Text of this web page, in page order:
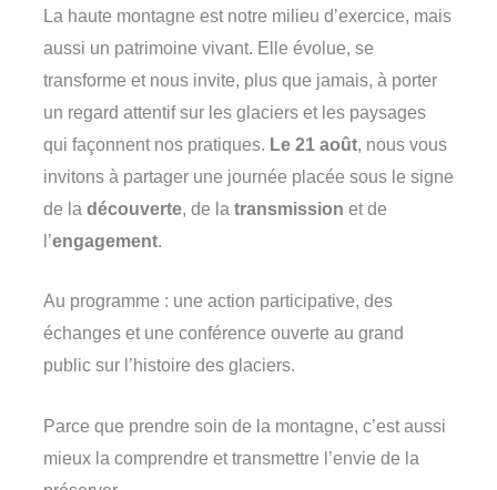
La haute montagne est notre milieu d’exercice, mais
aussi un patrimoine vivant. Elle évolue, se
transforme et nous invite, plus que jamais, à porter
un regard attentif sur les glaciers et les paysages
qui façonnent nos pratiques. Le 21 août, nous vous
invitons à partager une journée placée sous le signe
de la découverte, de la transmission et de
l’engagement.
Au programme : une action participative, des
échanges et une conférence ouverte au grand
public sur l’histoire des glaciers.
Parce que prendre soin de la montagne, c’est aussi
mieux la comprendre et transmettre l’envie de la